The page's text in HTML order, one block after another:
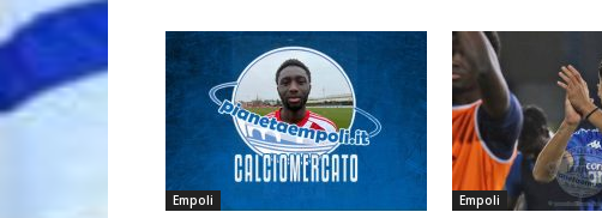
Empoli Empoli